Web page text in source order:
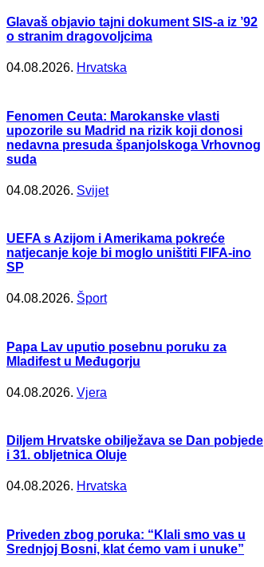
Glavaš objavio tajni dokument SIS-a iz ’92
o stranim dragovoljcima
04.08.2026. Hrvatska
Fenomen Ceuta: Marokanske vlasti
upozorile su Madrid na rizik koji donosi
nedavna presuda španjolskoga Vrhovnog
suda
04.08.2026. Svijet
UEFA s Azijom i Amerikama pokreće
natjecanje koje bi moglo uništiti FIFA-ino
SP
04.08.2026. Šport
Papa Lav uputio posebnu poruku za
Mladifest u Međugorju
04.08.2026. Vjera
Diljem Hrvatske obilježava se Dan pobjede
i 31. obljetnica Oluje
04.08.2026. Hrvatska
Priveden zbog poruka: “Klali smo vas u
Srednjoj Bosni, klat ćemo vam i unuke”